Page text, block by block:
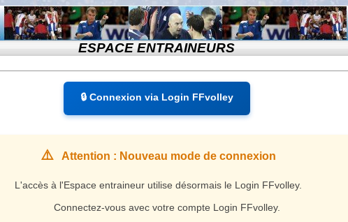
ESPACE ENTRAINEURS
🔒 Connexion via Login FFvolley
⚠️ Attention : Nouveau mode de connexion
L'accès à l'Espace entraineur utilise désormais le Login FFvolley.
Connectez-vous avec votre compte Login FFvolley.